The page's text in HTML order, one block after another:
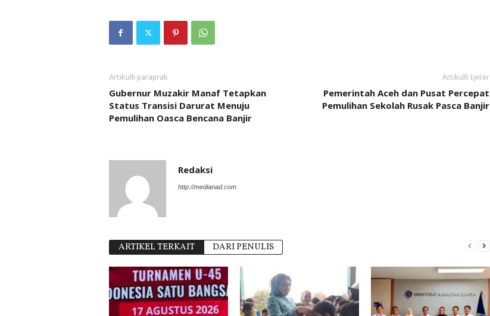
Artikulli paraprak
Gubernur Muzakir Manaf Tetapkan
Status Transisi Darurat Menuju
Pemulihan Oasca Bencana Banjir
Artikulli tjetër
Pemerintah Aceh dan Pusat Percepat
Pemulihan Sekolah Rusak Pasca Banjir
Redaksi
http://medianad.com
ARTIKEL TERKAIT DARI PENULIS